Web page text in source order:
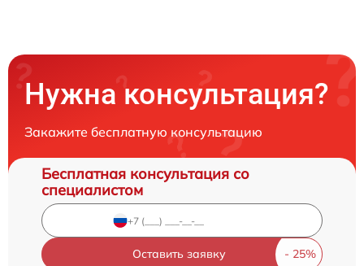
Нужна консультация?
Закажите бесплатную консультацию
Бесплатная консультация со
специалистом
Оставить заявку